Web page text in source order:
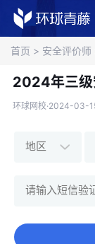
首页 > 安全评价师
2024年三级
环球网校·2024-03-